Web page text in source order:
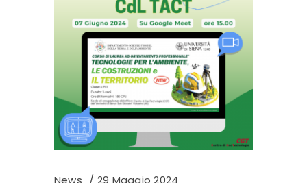
News 29 Maggio 2024